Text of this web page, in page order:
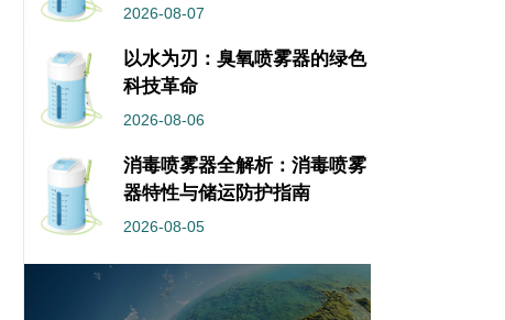
2026-08-07
以水为刃：臭氧喷雾器的绿色
科技革命
2026-08-06
消毒喷雾器全解析：消毒喷雾
器特性与储运防护指南
2026-08-05